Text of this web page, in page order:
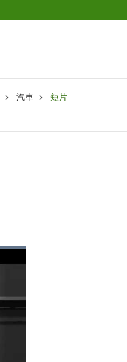
汽車 短片